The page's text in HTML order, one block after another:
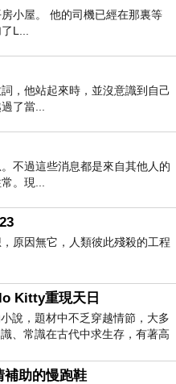
小屋。 他的司機已經在那裏等
L...
，他站起來時，並沒意識到自己
了當...
不過這些消息都是來自其他人的
。現...
原因無它，人類彼此殘殺的工程
Kitty重現天日
說，題材中不乏穿越情節，大多
、常識在古代中求生存，有著高
補助的慢跑鞋